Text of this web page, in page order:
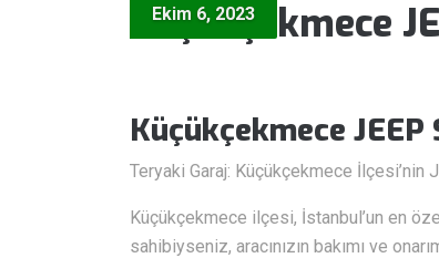
Küçükçekmece
Ekim 6, 2023
Küçükçekmece JEEP
Teryaki Garaj: Küçükçekmece İlçesi’nin
Küçükçekmece ilçesi, İstanbul’un en
sahibiyseniz, aracınızın bakımı ve